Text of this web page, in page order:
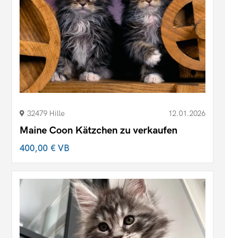
32479 Hille 12.01.2026
Maine Coon Kätzchen zu verkaufen
400,00 €VB